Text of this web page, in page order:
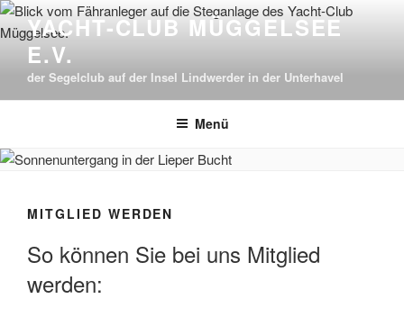
Zum
Inhalt
springen
YACHT-CLUB MÜGGELSEE
E.V.
der Segelclub auf der Insel Lindwerder in der Unterhavel
Menü
MITGLIED WERDEN
So können Sie bei uns Mitglied
werden: